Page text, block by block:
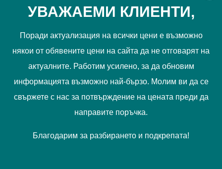
УВАЖАЕМИ КЛИЕНТИ,
Поради актуализация на всички цени е възможно
някои от обявените цени на сайта да не отговарят на
актуалните. Работим усилено, за да обновим
информацията възможно най-бързо. Молим ви да се
свържете с нас за потвърждение на цената преди да
направите поръчка.
Благодарим за разбирането и подкрепата!
Прочетох и приемам Политиката за поверителност
РЕГИСТРИРАЙ МЕ
Ние използваме "бисквитки", за да Ви осигурим по-добро
Запознайте се с нашатаПолитика за бисквитки.